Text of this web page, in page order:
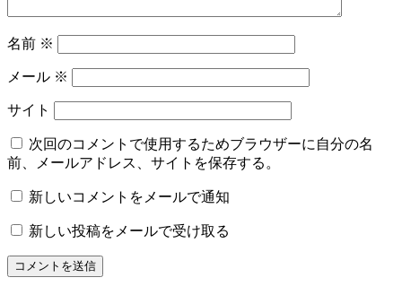
名前 ※
メール ※
サイト
次回のコメントで使用するためブラウザーに自分の名
前、メールアドレス、サイトを保存する。
新しいコメントをメールで通知
新しい投稿をメールで受け取る